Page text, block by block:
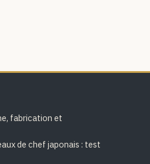
fabrication et
de chef japonais : test